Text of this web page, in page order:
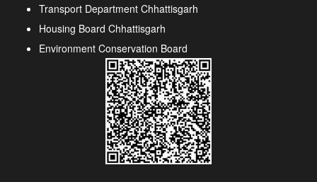
Transport Department Chhattisgarh
Housing Board Chhattisgarh
Environment Conservation Board